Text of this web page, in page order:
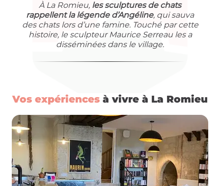
À La Romieu, les sculptures de chats
rappellent la légende d’Angéline, qui sauva
des chats lors d’une famine. Touché par cette
histoire, le sculpteur Maurice Serreau les a
disséminées dans le village.
Vos expériences à vivre à La Romieu